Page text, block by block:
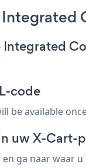
Integrated
code
be available
uw X-Cart-
ga naar waar